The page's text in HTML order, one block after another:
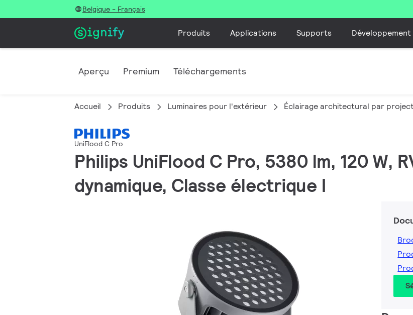
Belgique - Français
Produits Applications Supports
Aperçu Premium Téléchargements
Accueil Produits Luminaires pour l'extérieur Éclairage architectural par
UniFlood C Pro
Philips UniFlood C Pro, 5380 lm, 120 W,
dynamique, Classe électrique I